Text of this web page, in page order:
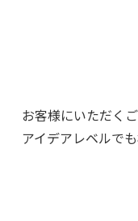
お客様にいただく
アイデアレベルで